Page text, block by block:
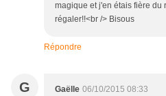
magique et j'en étais fière du
régaler!!<br /> Bisous
Répondre
G Gaëlle 06/10/2015 08:33